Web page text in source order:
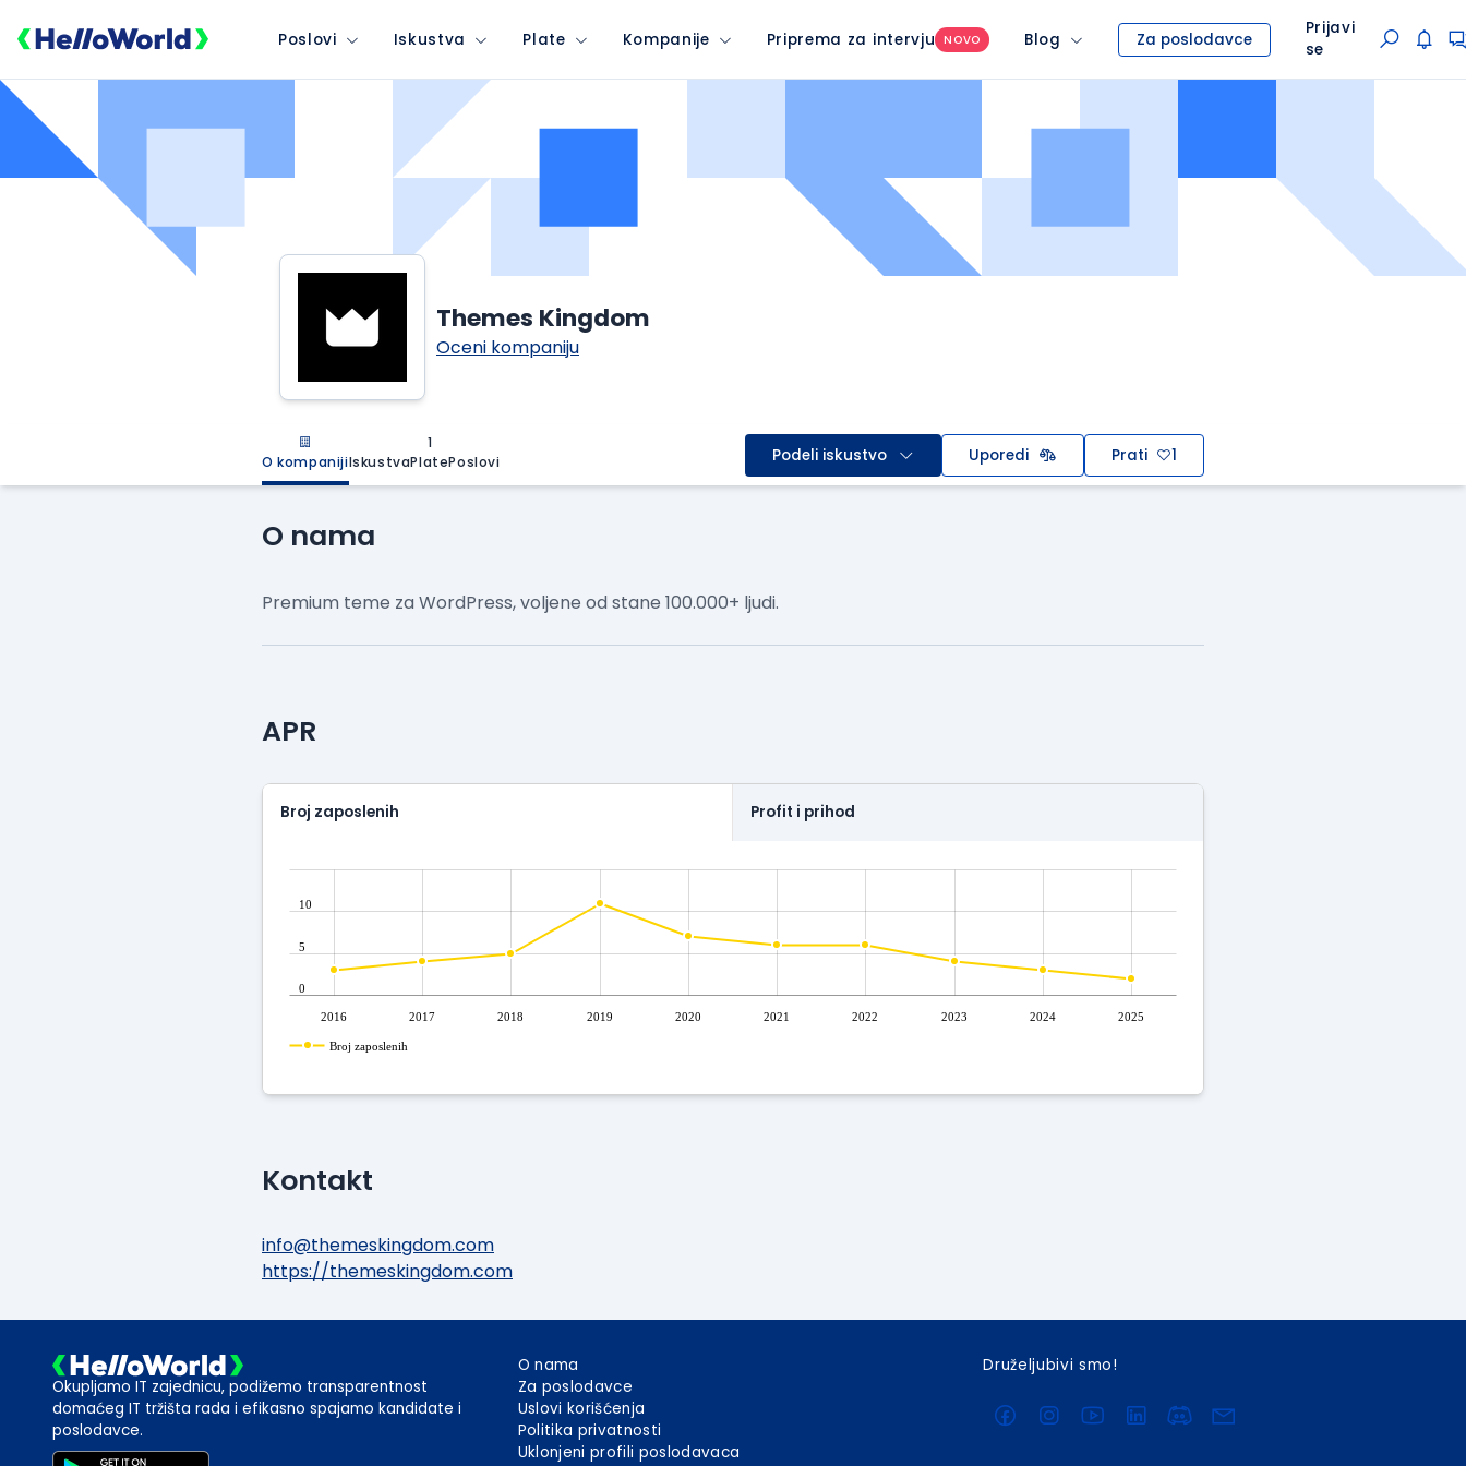
Poslovi Iskustva Plate Kompanije Priprema za intervju NOVO Blog Za poslodavce
Prijavi
se
Themes Kingdom
Oceni kompaniju
O kompanijiIskustva
1
PlatePoslovi Podeli iskustvo Uporedi Prati 1
O nama
Premium teme za WordPress, voljene od stane 100.000+ ljudi.
APR
Broj zaposlenih Profit i prihod
2016 2017 2018 2019 2020 2021 2022 2023 2024 2025
0
5
10
Broj zaposlenih
Kontakt
info@themeskingdom.com
https://themeskingdom.com
Okupljamo IT zajednicu, podižemo transparentnost
domaćeg IT tržišta rada i efikasno spajamo kandidate i
poslodavce.
O nama
Za poslodavce
Uslovi korišćenja
Politika privatnosti
Uklonjeni profili poslodavaca
Druželjubivi smo!